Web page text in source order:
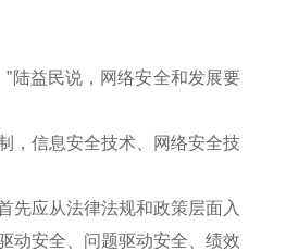
陆益民说，网络安全和发展要
，信息安全技术、网络安全技
应从法律法规和政策层面入
动安全、问题驱动安全、绩效